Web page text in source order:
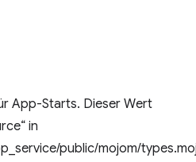
App-Starts. Dieser Wert
in
public/mojom/